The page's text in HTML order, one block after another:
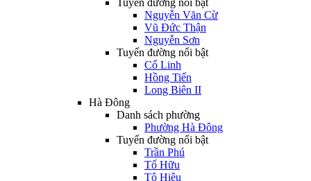
Tuyến đường nổi bật
Nguyễn Văn Cừ
Vũ Đức Thận
Nguyễn Sơn
Tuyến đường nổi bật
Cổ Linh
Hồng Tiến
Long Biên II
Hà Đông
Danh sách phường
Phường Hà Đông
Tuyến đường nổi bật
Trần Phú
Tố Hữu
Tô Hiệu